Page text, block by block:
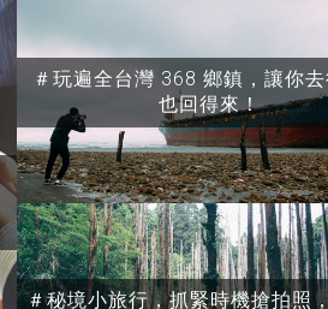
＃玩遍全台灣 368 鄉鎮，讓你去
也回得來！
＃秘境小旅行，抓緊時機搶拍照